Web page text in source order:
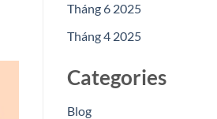
Tháng 6 2025
Tháng 4 2025
Categories
Blog